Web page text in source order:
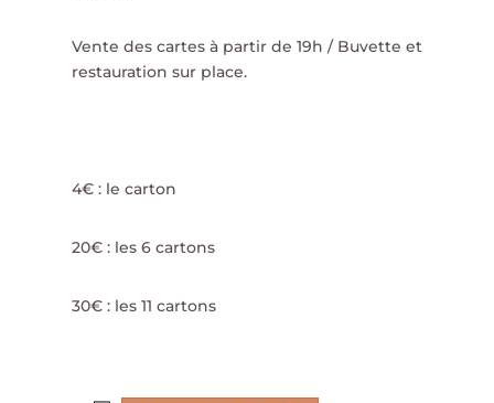
Vente des cartes à partir de 19h / Buvette et
restauration sur place.
4€ : le carton
20€ : les 6 cartons
30€ : les 11 cartons